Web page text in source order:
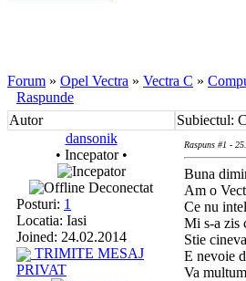
Forum » Opel Vectra » Vectra C »
Raspunde
Autor
Subiectul:
dansonik
• Incepator •
Deconectat
Posturi: 1
Locatia: Iasi
Joined: 24.02.2014
TRIMITE MESAJ
PRIVAT
Raspuns #1 -
Buna
Am o
Ce nu
Mi s-a zis
Stie
E nevoie
Va